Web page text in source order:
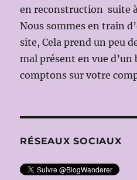
en reconstruction suite
Nous sommes en train
site, Cela prend un peu
mal présent en vue
comptons sur votre
RÉSEAUX SOCIAUX